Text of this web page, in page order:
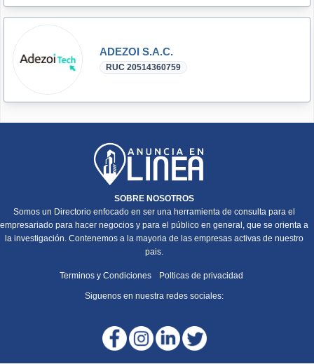
ADEZOI S.A.C.
RUC 20514360759
SOBRE NOSOTROS
Somos un Directorio enfocado en ser una herramienta de consulta para el
empresariado para hacer negocios y para el público en general, que se orienta a
la investigación. Contenemos a la mayoria de las empresas activas de nuestro
pais.
Terminos y Condiciones Polticas de privacidad
Siguenos en nuestra redes sociales: